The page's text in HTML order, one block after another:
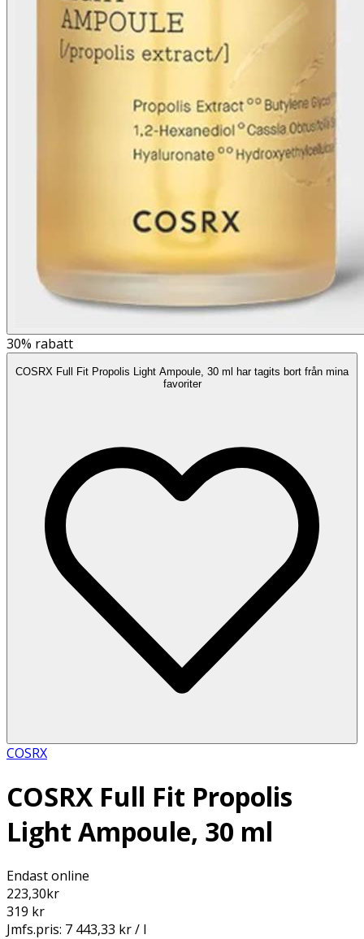
30% rabatt
COSRX Full Fit Propolis Light Ampoule, 30 ml har tagits bort från mina
favoriter
COSRX
COSRX Full Fit Propolis
Light Ampoule, 30 ml
Endast online
223,30kr
319 kr
Jmfs.pris: 7 443,33 kr / l